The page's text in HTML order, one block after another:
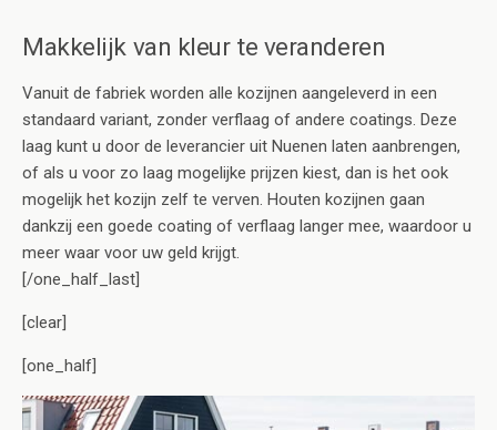
Makkelijk van kleur te veranderen
Vanuit de fabriek worden alle kozijnen aangeleverd in een
standaard variant, zonder verflaag of andere coatings. Deze
laag kunt u door de leverancier uit Nuenen laten aanbrengen,
of als u voor zo laag mogelijke prijzen kiest, dan is het ook
mogelijk het kozijn zelf te verven. Houten kozijnen gaan
dankzij een goede coating of verflaag langer mee, waardoor u
meer waar voor uw geld krijgt.
[/one_half_last]
[clear]
[one_half]